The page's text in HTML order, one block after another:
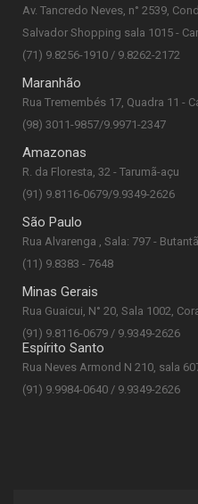
Av. Tancredo Neves, n° 2539,
Salvador Shopping sala 1015 -
(71) 9.8256-1910 / 9.8262-2172
Maranhão
Rua Tremembés 17, Quadra 11 -
(98) 3011-9857/9.9971-2347
Amazonas
R. da Floresta, 32 - Tarumã-açu
(91) 9.8116-0679/9.9349-2626
São Paulo
Rua Alvarenga , Sala: 797 - Butantã
(11) 9.8383 - 7648
Minas Gerais
Rua Guaicui, N° 20, Sala 1002,
(91) 9.8116-0679 / 9.9349-2626
Espírito Santo
Rua Neves Armond N 210, sala
(91) 9.9984-0640 / 9.9349-2626